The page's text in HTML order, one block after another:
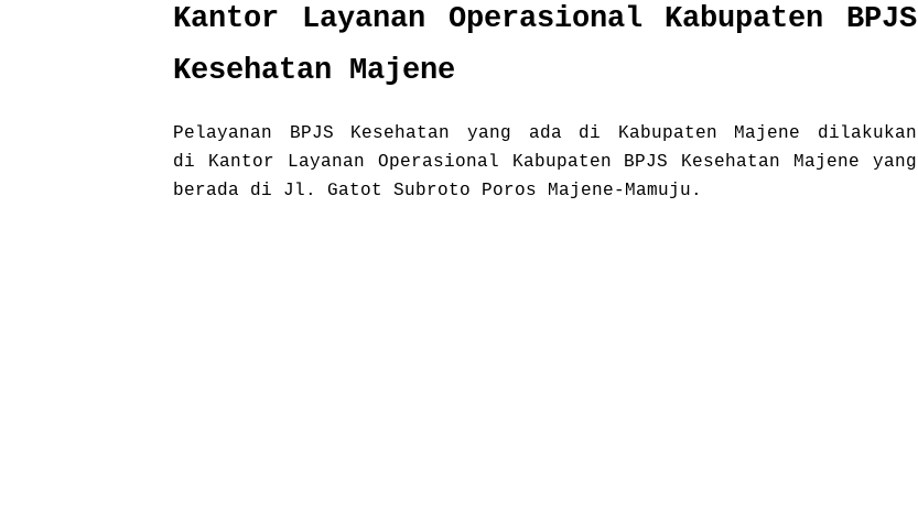
Kantor Layanan Operasional Kabupaten BPJS
Kesehatan Majene
Pelayanan BPJS Kesehatan yang ada di Kabupaten Majene dilakukan
di Kantor Layanan Operasional Kabupaten BPJS Kesehatan Majene yang
berada di Jl. Gatot Subroto Poros Majene-Mamuju.